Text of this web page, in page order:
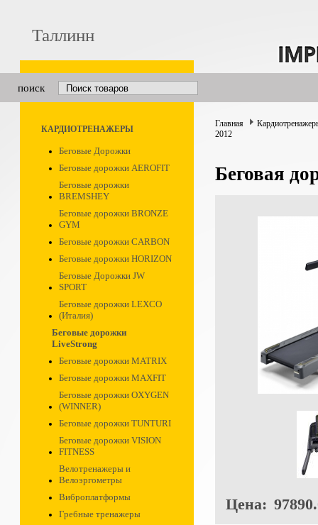
Таллинн
поиск
КАРДИОТРЕНАЖЕРЫ
Беговые Дорожки
Беговые дорожки AEROFIT
Беговые дорожки
BREMSHEY
Беговые дорожки BRONZE
GYM
Беговые дорожки CARBON
Беговые дорожки HORIZON
Беговые Дорожки JW
SPORT
Беговые дорожки LEXCO
(Италия)
Беговые дорожки
LiveStrong
Беговые дорожки MATRIX
Беговые дорожки MAXFIT
Беговые дорожки OXYGEN
(WINNER)
Беговые дорожки TUNTURI
Беговые дорожки VISION
FITNESS
Велотренажеры и
Велоэргометры
Виброплатформы
Гребные тренажеры
Главная
2012
Беговая
Цена: